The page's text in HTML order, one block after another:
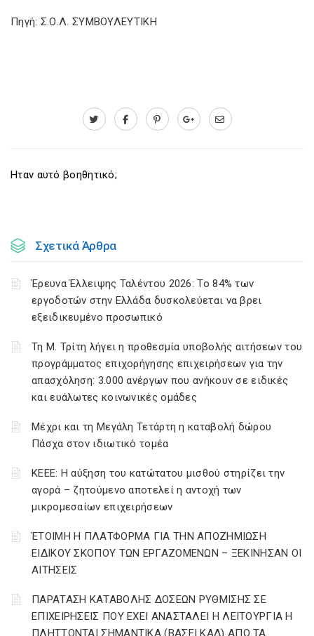
Πηγή: Σ.Ο.Λ. ΣΥΜΒΟΥΛΕΥΤΙΚΗ
Ηταν αυτό βοηθητικό;
Σχετικά Άρθρα
Έρευνα Έλλειψης Ταλέντου 2026: Το 84% των
εργοδοτών στην Ελλάδα δυσκολεύεται να βρει
εξειδικευμένο προσωπικό
Τη Μ. Τρίτη λήγει η προθεσμία υποβολής αιτήσεων του
προγράμματος επιχορήγησης επιχειρήσεων για την
απασχόληση: 3.000 ανέργων που ανήκουν σε ειδικές
και ευάλωτες κοινωνικές ομάδες
Μέχρι και τη Μεγάλη Τετάρτη η καταβολή δώρου
Πάσχα στον ιδιωτικό τομέα
ΚΕΕΕ: Η αύξηση του κατώτατου μισθού στηρίζει την
αγορά – ζητούμενο αποτελεί η αντοχή των
μικρομεσαίων επιχειρήσεων
ΈΤΟΙΜΗ Η ΠΛΑΤΦΟΡΜΑ ΓΙΑ ΤΗΝ ΑΠΟΖΗΜΙΩΣΗ
ΕΙΔΙΚΟΥ ΣΚΟΠΟΥ ΤΩΝ ΕΡΓΑΖΟΜΕΝΩΝ – ΞΕΚΙΝΗΣΑΝ ΟΙ
ΑΙΤΗΣΕΙΣ
ΠΑΡΑΤΑΣΗ ΚΑΤΑΒΟΛΗΣ ΔΟΣΕΩΝ ΡΥΘΜΙΣΗΣ ΣΕ
ΕΠΙΧΕΙΡΗΣΕΙΣ ΠΟΥ ΕΧΕΙ ΑΝΑΣΤΑΛΕΙ Η ΛΕΙΤΟΥΡΓΙΑ Η
ΠΛΗΤΤΟΝΤΑΙ ΣΗΜΑΝΤΙΚΑ (ΒΑΣΕΙ ΚΑΔ) ΑΠΟ ΤΑ